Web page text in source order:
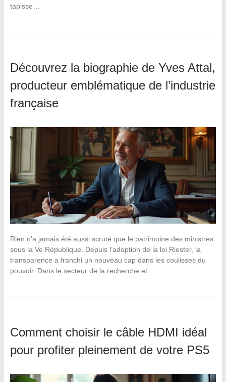
tapisse…
Découvrez la biographie de Yves Attal,
producteur emblématique de l’industrie
française
Rien n’a jamais été aussi scruté que le patrimoine des ministres
sous la Ve République. Depuis l’adoption de la loi Riester, la
transparence a franchi un nouveau cap dans les coulisses du
pouvoir. Dans le secteur de la recherche et…
Comment choisir le câble HDMI idéal
pour profiter pleinement de votre PS5